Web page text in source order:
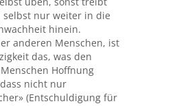
selbst nur weiter in die
hinein.
anderen Menschen, ist
das, was den
Hoffnung
nicht nur
(Entschuldigung für